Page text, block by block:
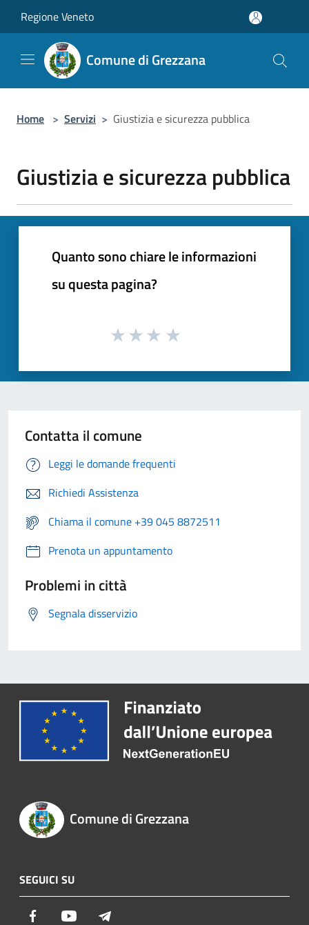
Regione Veneto
Comune di Grezzana
Home > Servizi > Giustizia e sicurezza pubblica
Giustizia e sicurezza pubblica
Quanto sono chiare le informazioni
su questa pagina?
Contatta il comune
Leggi le domande frequenti
Richiedi Assistenza
Chiama il comune +39 045 8872511
Prenota un appuntamento
Problemi in città
Segnala disservizio
Comune di Grezzana
SEGUICI SU
Facebook Youtube